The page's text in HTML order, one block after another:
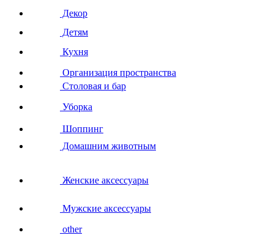
Декор
Детям
Кухня
Организация пространства
Столовая и бар
Уборка
Шоппинг
Домашним животным
Женские аксессуары
Мужские аксессуары
other